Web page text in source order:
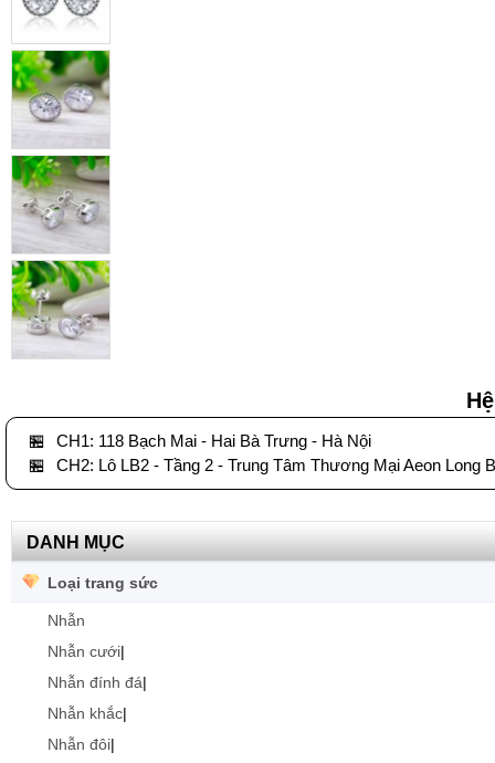
🏪
CH1: 118 Bạch Mai - Hai Bà Trưng - Hà Nội
🏪
CH2: Lô LB2 - Tầng 2 - Trung Tâm Thương Mại Aeon Long
DANH MỤC
Loại trang sức
Nhẫn
Nhẫn cưới|
Nhẫn đính đá|
Nhẫn khắc|
Nhẫn đôi|